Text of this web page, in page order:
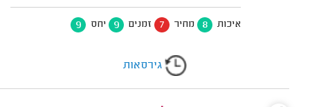
איכות 8 מחיר 7 זמנים 9 יחס 9
גירסאות